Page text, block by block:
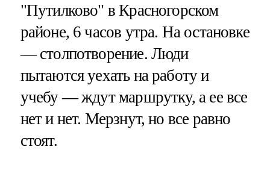
"Путилково" в Красногорском
районе, 6 часов утра. На остановке
— столпотворение. Люди
пытаются уехать на работу и
учебу — ждут маршрутку, а ее все
нет и нет. Мерзнут, но все равно
стоят.